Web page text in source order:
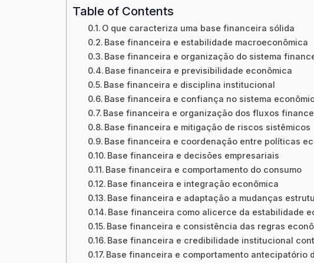
Table of Contents
O que caracteriza uma base financeira sólida
Base financeira e estabilidade macroeconômica
Base financeira e organização do sistema
Base financeira e previsibilidade econômica
Base financeira e disciplina institucional
Base financeira e confiança no sistema
Base financeira e organização dos fluxos
Base financeira e mitigação de riscos sistêmicos
Base financeira e coordenação entre políticas
Base financeira e decisões empresariais
Base financeira e comportamento do consumo
Base financeira e integração econômica
Base financeira e adaptação a mudanças
Base financeira como alicerce da estabilidade
Base financeira e consistência das regras
Base financeira e credibilidade institucional
Base financeira e comportamento antecipatório